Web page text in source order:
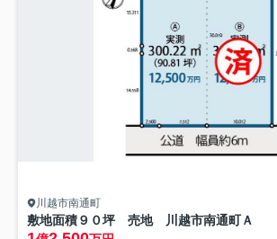
川越市南通町
敷地面積９０坪 売地 川越市南通町Ａ